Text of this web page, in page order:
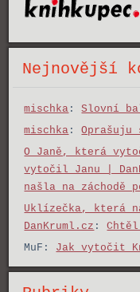
Nejnovější
mischka :Slovní
mischka :
O Janě, která
vytočil Janu |
našla na záchodě
Uklízečka, která
DanKruml.cz :
MuF : Jak vytočit